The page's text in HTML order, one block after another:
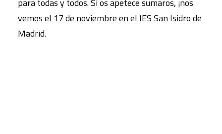
para todas y todos. Si os apetece sumaros, ¡nos
vemos el 17 de noviembre en el IES San Isidro de
Madrid.